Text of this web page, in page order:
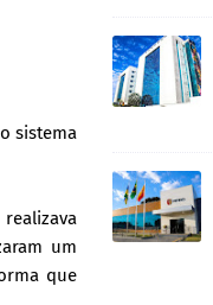
sistema
um
que